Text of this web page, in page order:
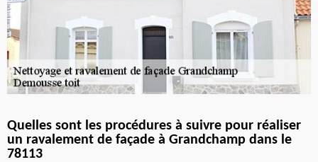
Quelles sont les procédures à suivre pour réaliser
un ravalement de façade à Grandchamp dans le
78113